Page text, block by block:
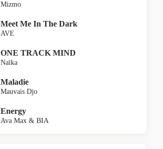
Mizmo
Meet Me In The Dark
AVE
ONE TRACK MIND
Naïka
Maladie
Mauvais Djo
Energy
Ava Max & BIA